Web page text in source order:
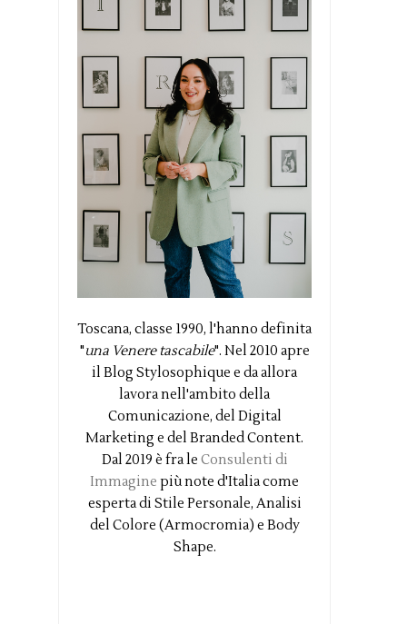
Toscana, classe 1990, l'hanno definita
"una Venere tascabile". Nel 2010 apre
il Blog Stylosophique e da allora
lavora nell'ambito della
Comunicazione, del Digital
Marketing e del Branded Content.
Dal 2019 è fra le Consulenti di
Immagine più note d'Italia come
esperta di Stile Personale, Analisi
del Colore (Armocromia) e Body
Shape.